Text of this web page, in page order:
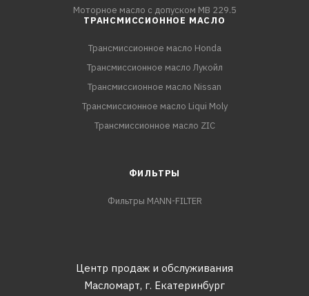
Моторное масло с допуском MB 229.5
ТРАНСМИССИОННОЕ МАСЛО
Трансмиссионное масло Honda
Трансмиссионное масло Лукойл
Трансмиссионное масло Nissan
Трансмиссионное масло Liqui Moly
Трансмиссионное масло ZIC
ФИЛЬТРЫ
Фильтры MANN-FILTER
Центр продаж и обслуживания
Масломарт, г. Екатеринбург